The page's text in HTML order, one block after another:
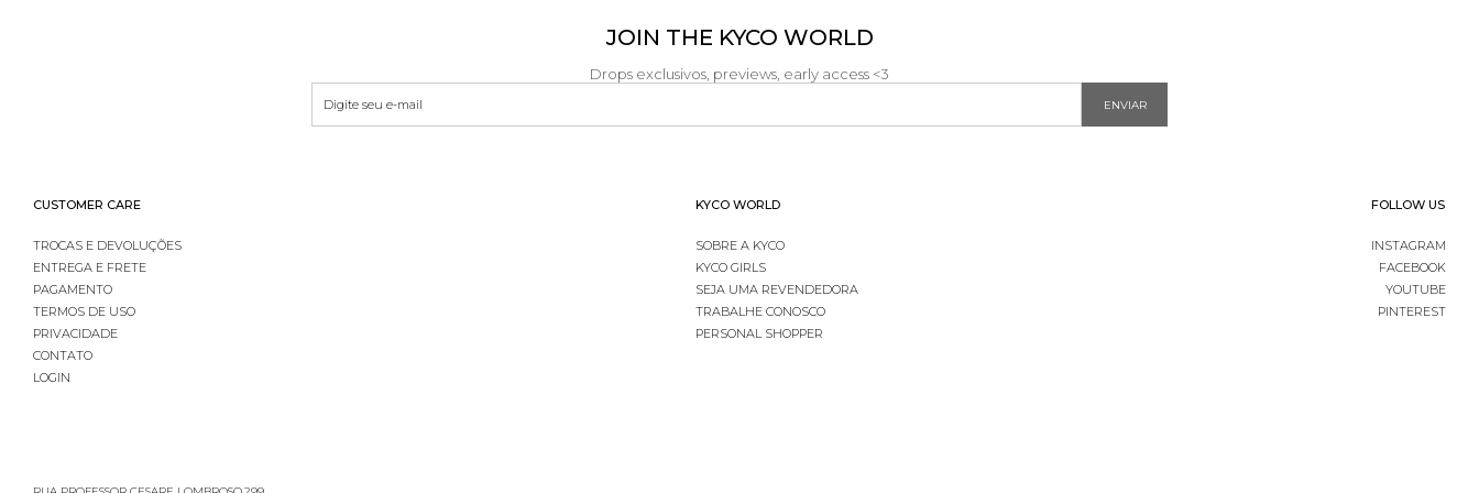
JOIN THE KYCO WORLD
Drops exclusivos, previews, early access <3
ENVIAR
CUSTOMER CARE
TROCAS E DEVOLUÇÕES
ENTREGA E FRETE
PAGAMENTO
TERMOS DE USO
PRIVACIDADE
CONTATO
LOGIN
KYCO WORLD
SOBRE A KYCO
KYCO GIRLS
SEJA UMA REVENDEDORA
TRABALHE CONOSCO
PERSONAL SHOPPER
FOLLOW US
INSTAGRAM
FACEBOOK
YOUTUBE
PINTEREST